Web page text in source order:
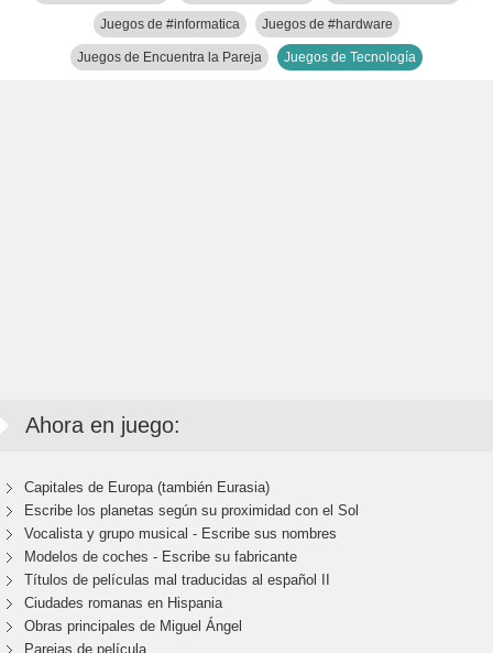
Juegos de #informatica Juegos de #hardware
Juegos de Encuentra la Pareja Juegos de Tecnología
Ahora en juego:
Capitales de Europa (también Eurasia)
Escribe los planetas según su proximidad con el Sol
Vocalista y grupo musical - Escribe sus nombres
Modelos de coches - Escribe su fabricante
Títulos de películas mal traducidas al español II
Ciudades romanas en Hispania
Obras principales de Miguel Ángel
Parejas de película